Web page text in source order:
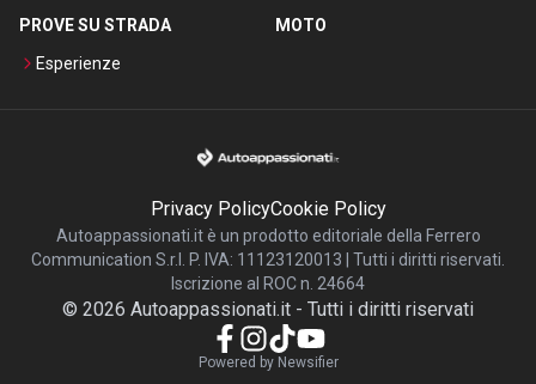
PROVE SU STRADA
Esperienze
MOTO
Privacy PolicyCookie Policy
Autoappassionati.it è un prodotto editoriale della Ferrero
Communication S.r.l. P. IVA: 11123120013 | Tutti i diritti riservati.
Iscrizione al ROC n. 24664
© 2026 Autoappassionati.it - Tutti i diritti riservati
Powered by Newsifier